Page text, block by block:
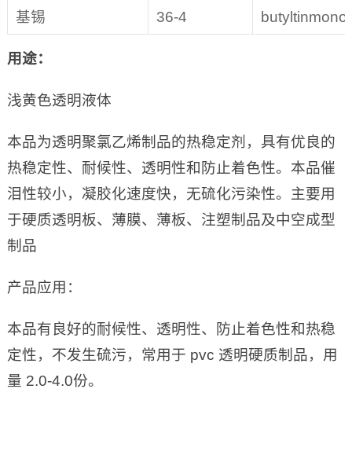
基锡
36-4
用途：
浅黄色透明液体
本品为透明聚氯乙烯制品的热稳定剂，具有优良的
热稳定性、耐候性、透明性和防止着色性。本品催
泪性较小，凝胶化速度快，无硫化污染性。主要用
于硬质透明板、薄膜、薄板、注塑制品及中空成型
制品
产品应用：
本品有良好的耐候性、透明性、防止着色性和热稳
定性，不发生硫污，常用于 pvc 透明硬质制品，用
量 2.0-4.0份。